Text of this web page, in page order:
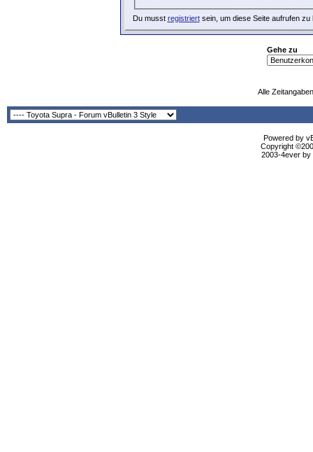
Du musst registriertsein, um diese Seite aufrufen zu
Gehe zu
Alle
Powered by
Copyright
2003-4ever by